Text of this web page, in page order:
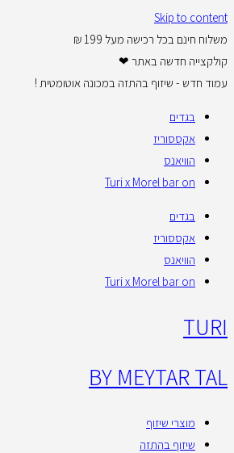
Skip to content
משלוח חינם בכל רכישה מעל 199 ₪
קולקצייה חדשה באתר ❤
עמוד חדש - שיזוף בהתזה במכונה אוטומטית !
בגדים
אקססוריז
הוויאנס
Turi x Morel bar on
בגדים
אקססוריז
הוויאנס
Turi x Morel bar on
TURI
BY MEYTAR TAL
מוצרי שיזוף
שיזוף בהתזה